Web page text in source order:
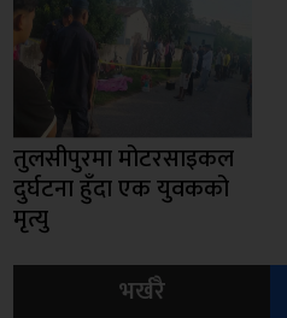
तुलसीपुरमा मोटरसाइकल
दुर्घटना हुँदा एक युवकको
मृत्यु
भर्खरै